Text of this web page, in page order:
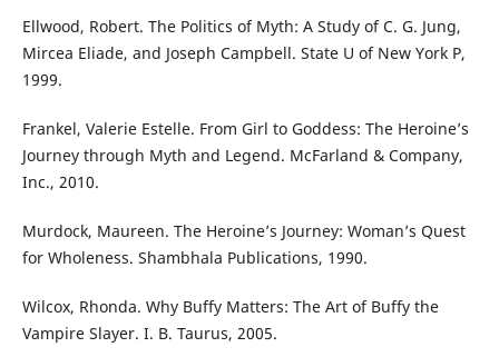
Ellwood, Robert. The Politics of Myth: A Study of C. G. Jung,
Mircea Eliade, and Joseph Campbell. State U of New York P,
1999.
Frankel, Valerie Estelle. From Girl to Goddess: The Heroine’s
Journey through Myth and Legend. McFarland & Company,
Inc., 2010.
Murdock, Maureen. The Heroine’s Journey: Woman’s Quest
for Wholeness. Shambhala Publications, 1990.
Wilcox, Rhonda. Why Buffy Matters: The Art of Buffy the
Vampire Slayer. I. B. Taurus, 2005.